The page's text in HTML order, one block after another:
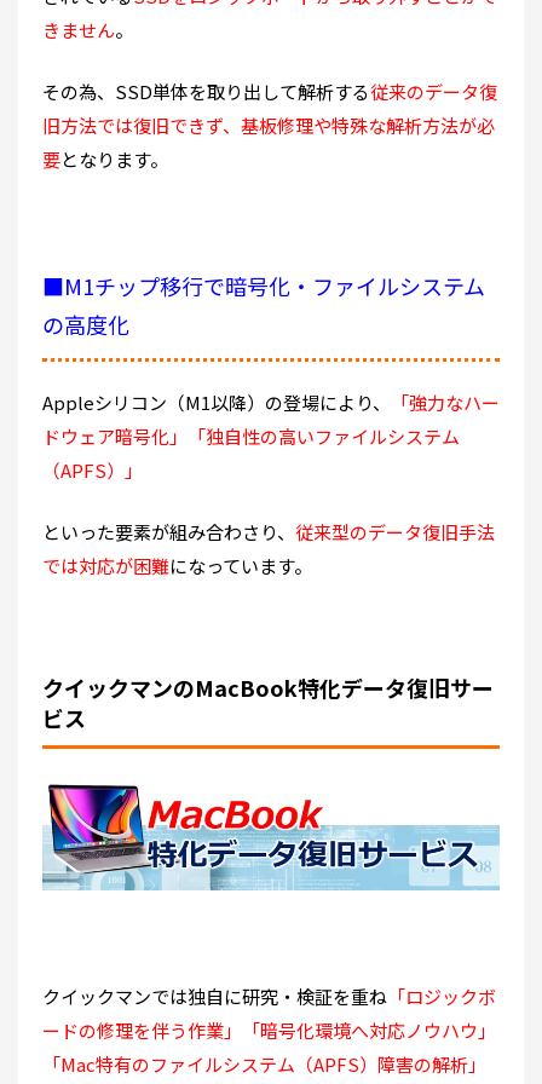
きません。
その為、SSD単体を取り出して解析する従来のデータ復
旧方法では復旧できず、基板修理や特殊な解析方法が必
要となります。
■M1チップ移行で暗号化・ファイルシステム
の高度化
Appleシリコン（M1以降）の登場により、
「強力なハー
ドウェア暗号化」「独自性の高いファイルシステム
（APFS）」
といった要素が組み合わさり、 従来型のデータ復旧手法
では対応が困難になっています。
クイックマンのMacBook特化データ復旧サー
ビス
クイックマンでは独自に研究・検証を重ね 「ロジックボ
ードの修理を伴う作業」「暗号化環境へ対応ノウハウ」
「Mac特有のファイルシステム（APFS）障害の解析」